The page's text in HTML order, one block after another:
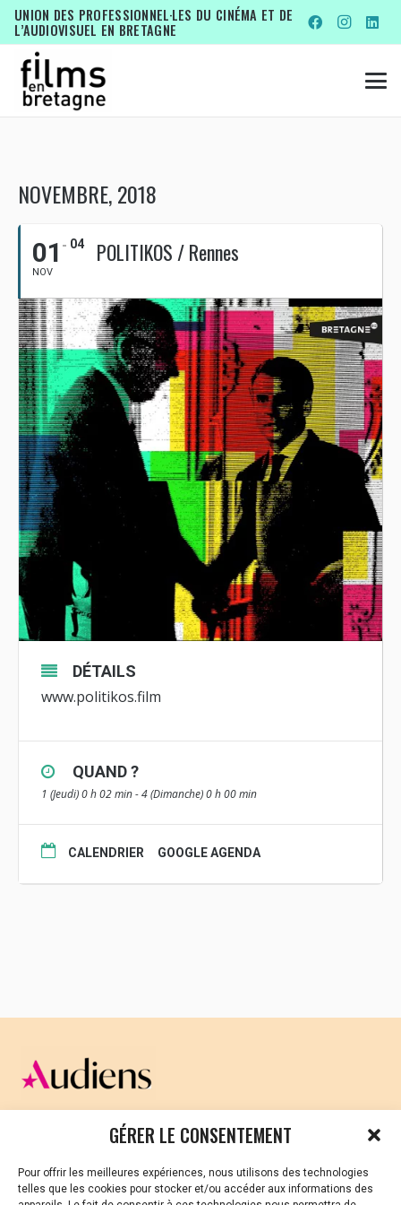
GÉRER LE CONSENTEMENT
Pour offrir les meilleures expériences, nous utilisons des technologies
telles que les cookies pour stocker et/ou accéder aux informations des
UNION DES PROFESSIONNEL·LES DU CINÉMA ET DE
L’AUDIOVISUEL EN BRETAGNE
NOVEMBRE, 2018
01
NOV
04 POLITIKOS / Rennes
DÉTAILS
www.politikos.film
QUAND ?
1 (Jeudi) 0 h 02 min - 4 (Dimanche) 0 h 00 min
CALENDRIER GOOGLE AGENDA
CELLULE D’ÉCOUTE ET DE SOUTIEN PSYCHOLOGIQUE ET
Vous avez été témoin ou vous êtes victime de VSS ? Ou
vous êtes référent·es harcèlement en besoin de soutien